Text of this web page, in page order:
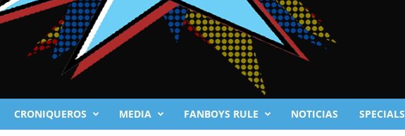
CRONIQUEROS MEDIA FANBOYS RULE NOTICIAS SPECIALS